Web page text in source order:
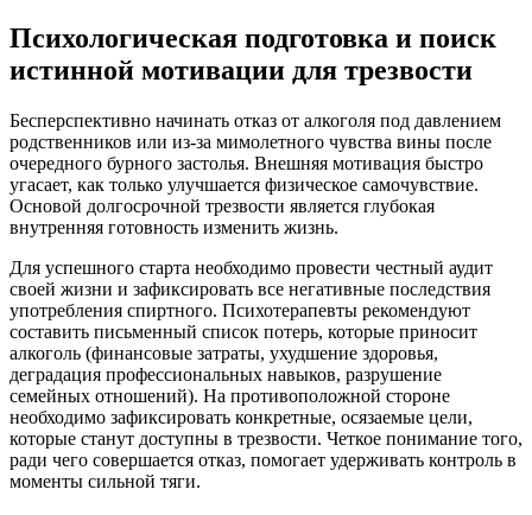
Психологическая подготовка и поиск
истинной мотивации для трезвости
Бесперспективно начинать отказ от алкоголя под давлением
родственников или из-за мимолетного чувства вины после
очередного бурного застолья. Внешняя мотивация быстро
угасает, как только улучшается физическое самочувствие.
Основой долгосрочной трезвости является глубокая
внутренняя готовность изменить жизнь.
Для успешного старта необходимо провести честный аудит
своей жизни и зафиксировать все негативные последствия
употребления спиртного. Психотерапевты рекомендуют
составить письменный список потерь, которые приносит
алкоголь (финансовые затраты, ухудшение здоровья,
деградация профессиональных навыков, разрушение
семейных отношений). На противоположной стороне
необходимо зафиксировать конкретные, осязаемые цели,
которые станут доступны в трезвости. Четкое понимание того,
ради чего совершается отказ, помогает удерживать контроль в
моменты сильной тяги.